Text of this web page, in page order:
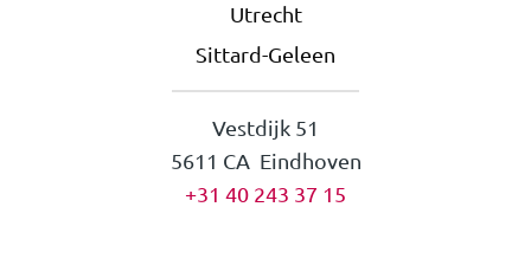
Utrecht
Sittard-Geleen
Vestdijk 51
5611 CA Eindhoven
+31 40 243 37 15